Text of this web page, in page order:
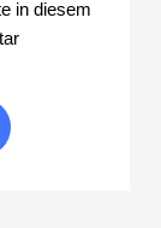
in diesem